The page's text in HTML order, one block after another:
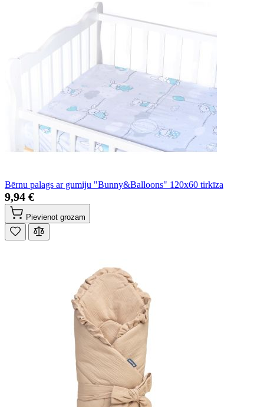
Bērnu palags ar gumiju "Bunny&Balloons" 120x60 tirkīza
9,94 €
Pievienot grozam